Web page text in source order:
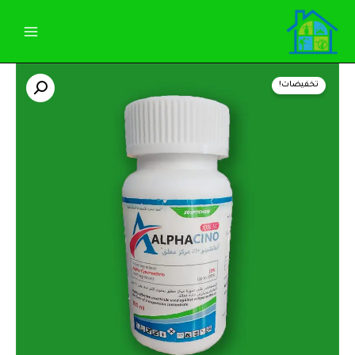
المحتوى
تخفيضات!
الأصلي
هو:
100,00 EGP.
الحالي
هو:
95,00 EGP.
الفاتشينو